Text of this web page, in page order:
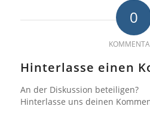
0
Hinterlasse einen
An der Diskussion beteiligen?
Hinterlasse uns deinen